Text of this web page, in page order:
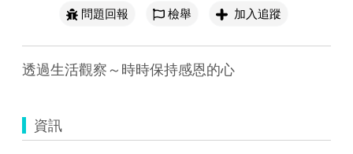
問題回報
檢舉 加入追蹤
透過生活觀察～時時保持感恩的心
資訊